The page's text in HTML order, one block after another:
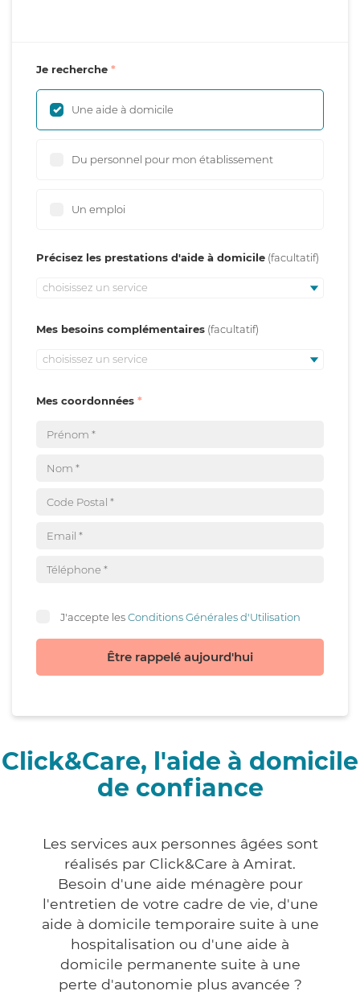
Je recherche
Une aide à domicile
Du personnel pour mon établissement
Un emploi
Précisez les prestations d'aide à domicile
choisissez un service
Mes besoins complémentaires
choisissez un service
Mes coordonnées
J'accepte lesConditions Générales d'Utilisation
Être rappelé aujourd'hui
Click&Care, l'aide à domicile
de confiance
Les services aux personnes âgées sont
réalisés par Click&Care à Amirat.
Besoin d'une aide ménagère pour
l'entretien de votre cadre de vie, d'une
aide à domicile temporaire suite à une
hospitalisation ou d'une aide à
domicile permanente suite à une
perte d'autonomie plus avancée ?